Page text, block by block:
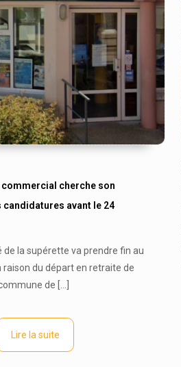
cherche son
candidatures avant le 24
de la supérette va prendre fin au
raison du départ en retraite de
de
Lire la suite